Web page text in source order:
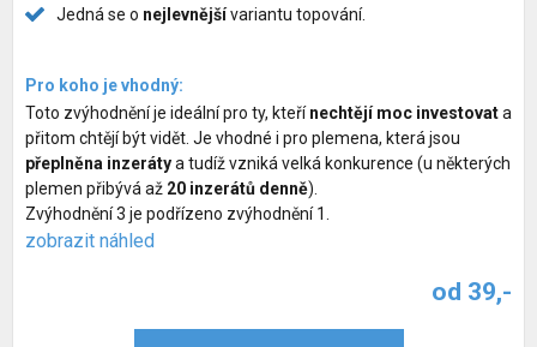
Jedná se o nejlevnějšívariantu topování.
Pro koho je vhodný:
Toto zvýhodnění je ideální pro ty, kteřínechtějí moc investovata
přitom chtějí být vidět. Je vhodné i pro plemena, která jsou
přeplněna inzerátya tudíž vzniká velká konkurence (u některých
plemen přibývá až 20 inzerátů denně).
Zvýhodnění 3 je podřízeno zvýhodnění 1.
zobrazit náhled
od 39,-